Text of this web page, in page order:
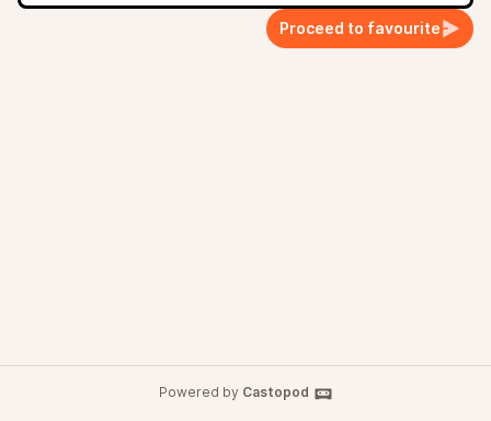
Proceed to favourite
Powered by Castopod